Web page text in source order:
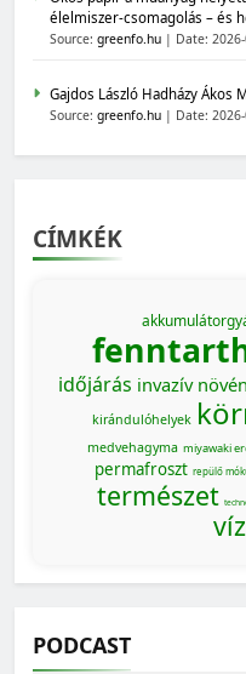
élelmiszer-csomagolás – és
Source: greenfo.hu Date:
Gajdos László Hadházy Ákos
Source: greenfo.hu Date:
CÍMKÉK
időjárás invazív
kirándulóhelyek
medvehagyma miyawaki
permafroszt repülő
természet
PODCAST